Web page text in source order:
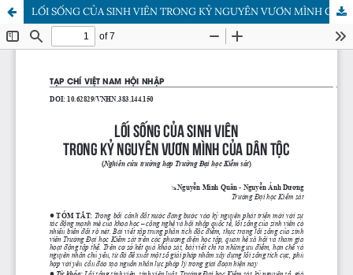
LỐI SỐNG CỦA SINH VIÊN TRONG KỶ NGUYÊN VƯƠN MÌNH CỦA DÂN TỘC